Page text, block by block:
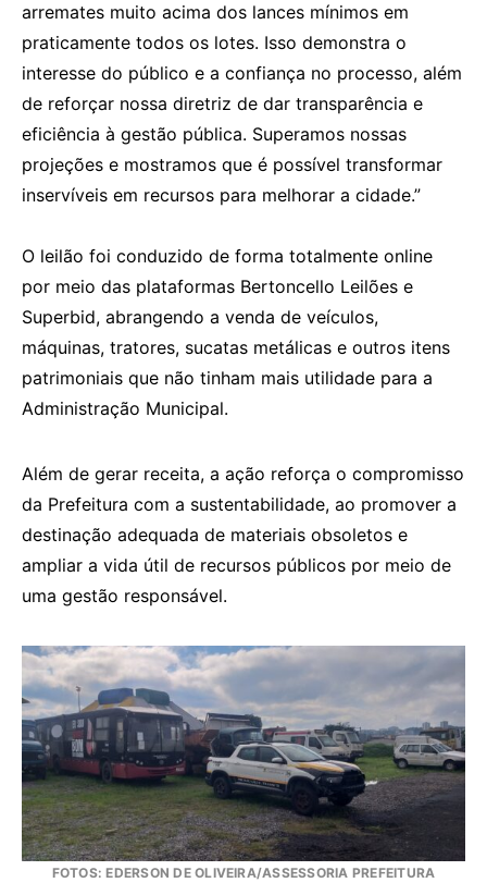
arremates muito acima dos lances mínimos em
praticamente todos os lotes. Isso demonstra o
interesse do público e a confiança no processo, além
de reforçar nossa diretriz de dar transparência e
eficiência à gestão pública. Superamos nossas
projeções e mostramos que é possível transformar
inservíveis em recursos para melhorar a cidade.”
O leilão foi conduzido de forma totalmente online
por meio das plataformas Bertoncello Leilões e
Superbid, abrangendo a venda de veículos,
máquinas, tratores, sucatas metálicas e outros itens
patrimoniais que não tinham mais utilidade para a
Administração Municipal.
Além de gerar receita, a ação reforça o compromisso
da Prefeitura com a sustentabilidade, ao promover a
destinação adequada de materiais obsoletos e
ampliar a vida útil de recursos públicos por meio de
uma gestão responsável.
FOTOS: EDERSON DE OLIVEIRA/ASSESSORIA PREFEITURA